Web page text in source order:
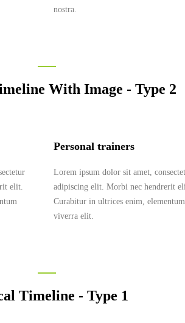
nostra.
With Image - Type 2
elit.
Personal trainers
Lorem ipsum dolor sit amet,
adipiscing elit. Morbi nec hendrerit
Curabitur in ultrices enim, elementum
viverra elit.
Timeline - Type 1